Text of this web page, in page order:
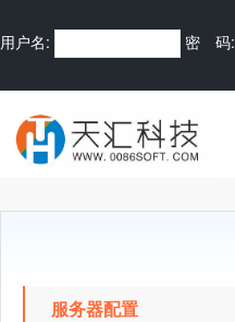
用户名: 密 码:
服务器配置